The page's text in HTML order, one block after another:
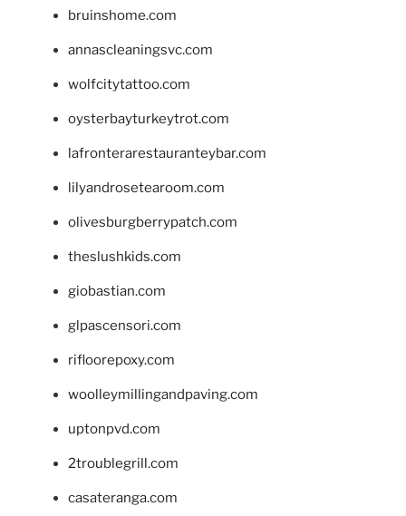
bruinshome.com
annascleaningsvc.com
wolfcitytattoo.com
oysterbayturkeytrot.com
lafronterarestauranteybar.com
lilyandrosetearoom.com
olivesburgberrypatch.com
theslushkids.com
giobastian.com
glpascensori.com
rifloorepoxy.com
woolleymillingandpaving.com
uptonpvd.com
2troublegrill.com
casateranga.com